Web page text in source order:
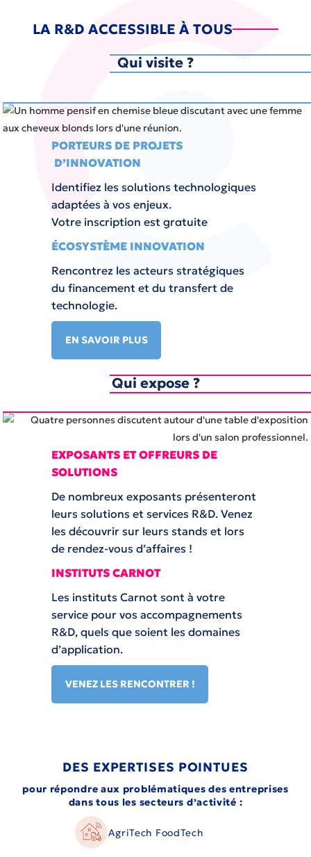
LA R&D ACCESSIBLE À TOUS
Qui visite ?
PORTEURS DE PROJETS
D’INNOVATION
Identifiez les solutions technologiques
adaptées à vos enjeux.
Votre inscription est gratuite
ÉCOSYSTÈME INNOVATION
Rencontrez les acteurs stratégiques
du financement et du transfert de
technologie.
EN SAVOIR PLUS
Qui expose ?
EXPOSANTS ET OFFREURS DE
SOLUTIONS
De nombreux exposants présenteront
leurs solutions et services R&D. Venez
les découvrir sur leurs stands et lors
de rendez-vous d’affaires !
INSTITUTS CARNOT
Les instituts Carnot sont à votre
service pour vos accompagnements
R&D, quels que soient les domaines
d’application.
VENEZ LES RENCONTRER !
DES EXPERTISES POINTUES
pour répondre aux problématiques des entreprises
dans tous les secteurs d’activité :
AgriTech FoodTech